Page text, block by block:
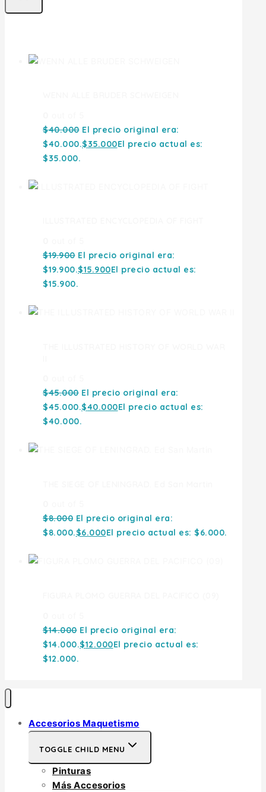
$40.000 El precio original era:
$40.000.$35.000El precio actual es:
$35.000.
$19.900 El precio original era:
$19.900.$15.900El precio actual es:
$15.900.
$45.000 El precio original era:
$45.000.$40.000El precio actual es:
$40.000.
$8.000 El precio original era:
$8.000.$6.000El precio actual es: $6.000.
$14.000 El precio original era:
$14.000.$12.000El precio actual es:
$12.000.
Accesorios Maquetismo
TOGGLE CHILD MENU
Pinturas
Más Accesorios